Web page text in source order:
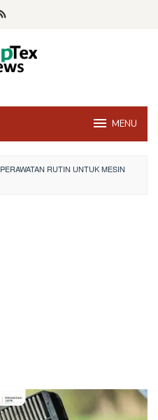
MENU
PERAWATAN RUTIN UNTUK MESIN